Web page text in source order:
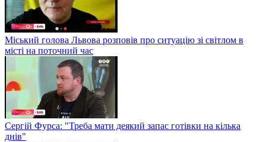
Міський голова Львова розповів про ситуацію зі світлом в
місті на поточний час
Сергій Фурса: "Треба мати деякий запас готівки на кілька
днів"